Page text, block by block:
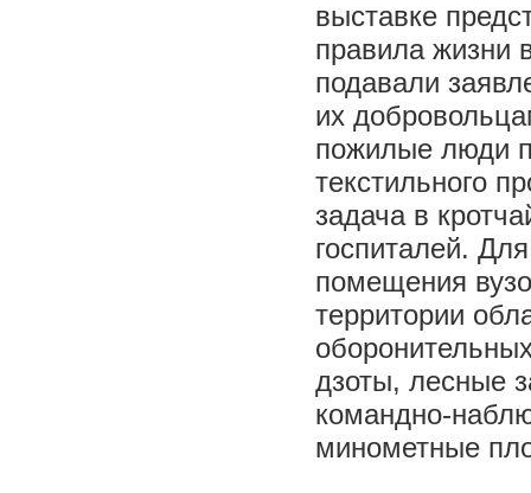
выставке
правила жизни
подавали
их
пожилые люди
текстильного
задача в
госпиталей.
помещения
территории
дзоты, лесные
командно-
минометные